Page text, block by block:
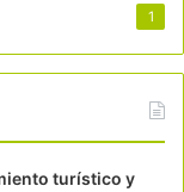
1
turístico y